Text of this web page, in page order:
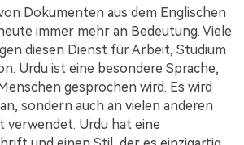
rechtmäßig Neu
Dokumenten aus dem Englischen
immer mehr an Bedeutung. Viele
diesen Dienst für Arbeit, Studium
Urdu ist eine besondere Sprache,
gesprochen wird. Es wird
sondern auch an vielen anderen
verwendet. Urdu hat eine